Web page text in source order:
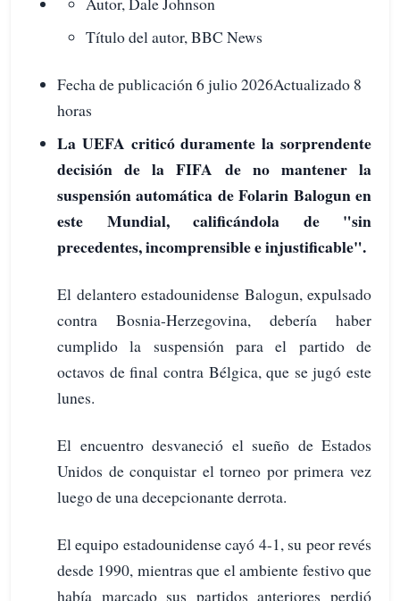
Título del autor, BBC News
Fecha de publicación 6 julio 2026Actualizado 8
horas
La UEFA criticó duramente la sorprendente
decisión de la FIFA de no mantener la
suspensión automática de Folarin Balogun en
este Mundial, calificándola de "sin
precedentes, incomprensible e injustificable".
El delantero estadounidense Balogun, expulsado
contra Bosnia-Herzegovina, debería haber
cumplido la suspensión para el partido de
octavos de final contra Bélgica, que se jugó este
lunes.
El encuentro desvaneció el sueño de Estados
Unidos de conquistar el torneo por primera vez
luego de una decepcionante derrota.
El equipo estadounidense cayó 4-1, su peor revés
desde 1990, mientras que el ambiente festivo que
había marcado sus partidos anteriores perdió